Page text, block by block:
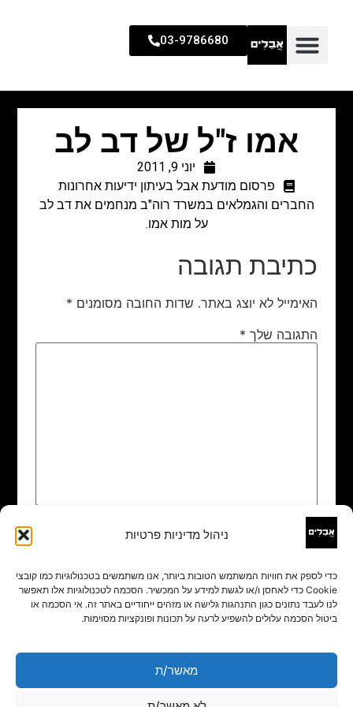
ניהול מדיניות פרטיות
כדי לספק את חוויות המשתמש הטובות ביותר, אנו משתמשים בטכנולוגיות כמו קובצי
Cookie כדי לאחסן ו/או לגשת למידע על המכשיר. הסכמה לטכנולוגיות אלו תאפשר
לנו לעבד נתונים כגון התנהגות גלישה או מזהים ייחודיים באתר זה. אי הסכמה או
ביטול הסכמה עלולים להשפיע לרעה על תכונות ופונקציות מסוימות.
מאשר/ת
03-9786680
אמו ז"ל של דב לב
יוני 9, 2011
פרסום מודעת אבל בעיתון ידיעות אחרונות
החברים והגמלאים במשרד רוה"ב מנחמים את דב לב
על מות אמו.
כתיבת תגובה
האימייל לא יוצג באתר. שדות החובה מסומנים *
התגובה שלך *
שם
אימייל*